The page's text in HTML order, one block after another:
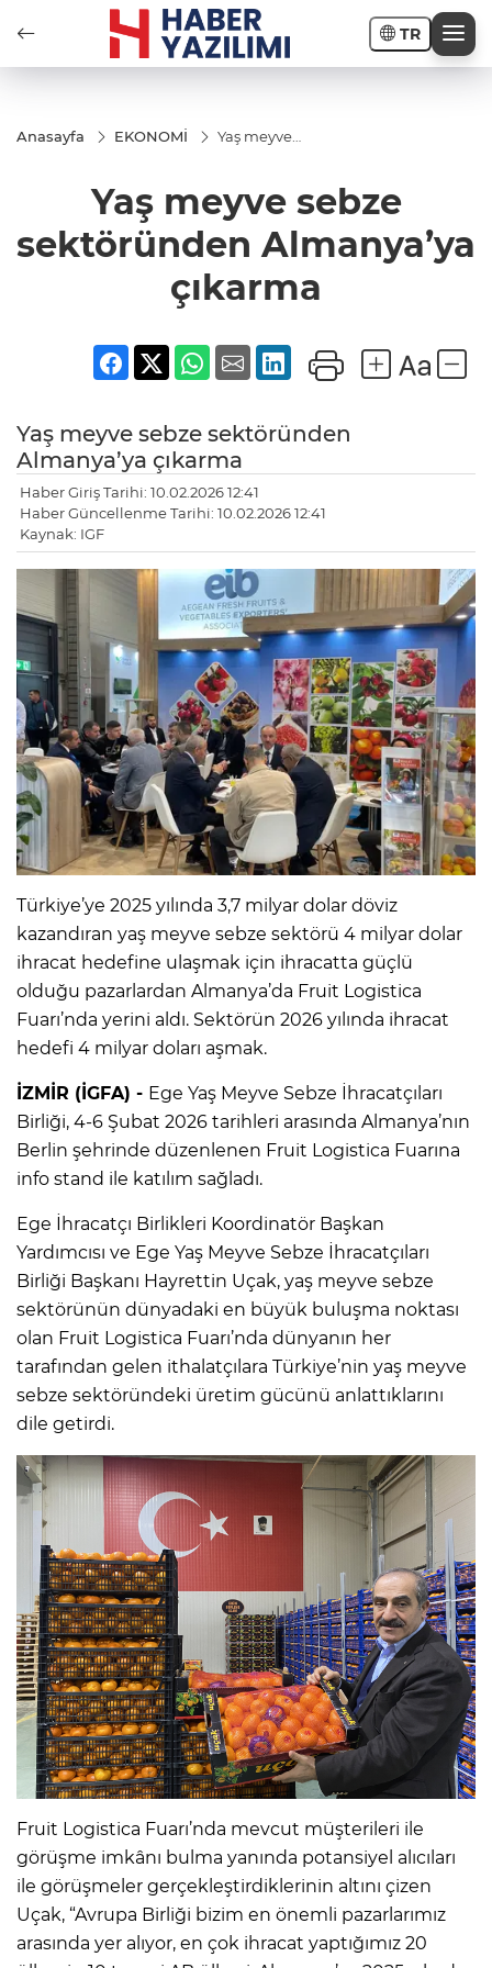
TR
Anasayfa EKONOMİ
Yaş meyve
çıkarma
Yaş meyve sebze
sektöründen Almanya’ya
çıkarma
Yaş meyve sebze sektöründen
Almanya’ya çıkarma
Haber Giriş Tarihi: 10.02.2026 12:41
Haber Güncellenme Tarihi: 10.02.2026 12:41
Kaynak: IGF
Türkiye’ye 2025 yılında 3,7 milyar dolar döviz
kazandıran yaş meyve sebze sektörü 4 milyar dolar
ihracat hedefine ulaşmak için ihracatta güçlü
olduğu pazarlardan Almanya’da Fruit Logistica
Fuarı’nda yerini aldı. Sektörün 2026 yılında ihracat
hedefi 4 milyar doları aşmak.
İZMİR (İGFA) - Ege Yaş Meyve Sebze İhracatçıları
Birliği, 4-6 Şubat 2026 tarihleri arasında Almanya’nın
Berlin şehrinde düzenlenen Fruit Logistica Fuarına
info stand ile katılım sağladı.
Ege İhracatçı Birlikleri Koordinatör Başkan
Yardımcısı ve Ege Yaş Meyve Sebze İhracatçıları
Birliği Başkanı Hayrettin Uçak, yaş meyve sebze
sektörünün dünyadaki en büyük buluşma noktası
olan Fruit Logistica Fuarı’nda dünyanın her
tarafından gelen ithalatçılara Türkiye’nin yaş meyve
sebze sektöründeki üretim gücünü anlattıklarını
dile getirdi.
Fruit Logistica Fuarı’nda mevcut müşterileri ile
görüşme imkânı bulma yanında potansiyel alıcıları
ile görüşmeler gerçekleştirdiklerinin altını çizen
Uçak, “Avrupa Birliği bizim en önemli pazarlarımız
arasında yer alıyor, en çok ihracat yaptığımız 20